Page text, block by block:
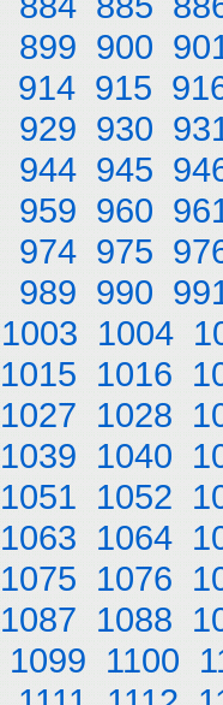
899 900
914 915
929 930
944 945
959 960
974 975
989 990
1003 1004
1015 1016
1027 1028
1039 1040
1051 1052
1063 1064
1075 1076
1087 1088
1099 1100